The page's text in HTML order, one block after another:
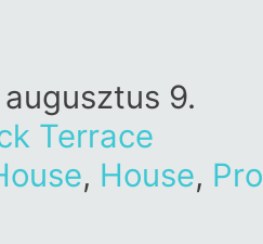
9.
Terrace
, House,